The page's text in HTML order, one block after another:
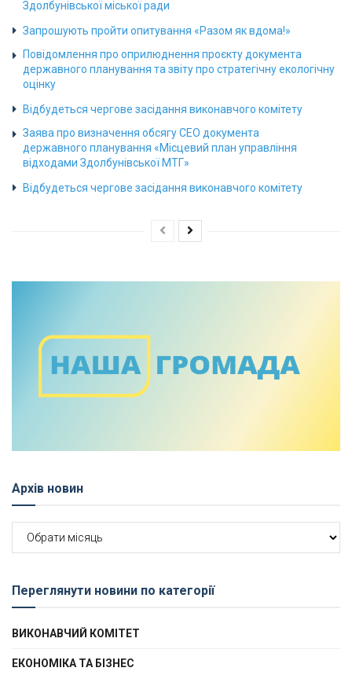
Здолбунівської міської ради
Запрошують пройти опитування «Разом як вдома!»
Повідомлення про оприлюднення проєкту документа
державного планування та звіту про стратегічну екологічну
оцінку
Відбудеться чергове засідання виконавчого комітету
Заява про визначення обсягу СЕО документа
державного планування «Місцевий план управління
відходами Здолбунівської МТГ»
Відбудеться чергове засідання виконавчого комітету
Архів новин
Архів
новин
Переглянути новини по категорії
ВИКОНАВЧИЙ КОМІТЕТ
ЕКОНОМІКА ТА БІЗНЕС